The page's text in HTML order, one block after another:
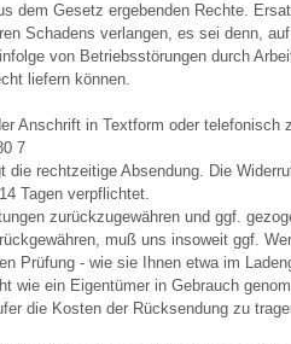
dem Gesetz ergebenden Rechte.
Schadens verlangen, es sei denn,
von Betriebsstörungen durch
liefern können.
Anschrift in Textform oder telefonisch
7
rechtzeitige Absendung. Die
Tagen verpflichtet.
zurückzugewähren und ggf.
muß uns insoweit ggf.
Prüfung - wie sie Ihnen etwa im
ein Eigentümer in Gebrauch
die Kosten der Rücksendung zu